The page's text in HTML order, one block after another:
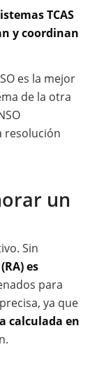
TCAS
y coordinan
es la mejor
de la otra
resolución
un
Sin
es
para
ya que
calculada en